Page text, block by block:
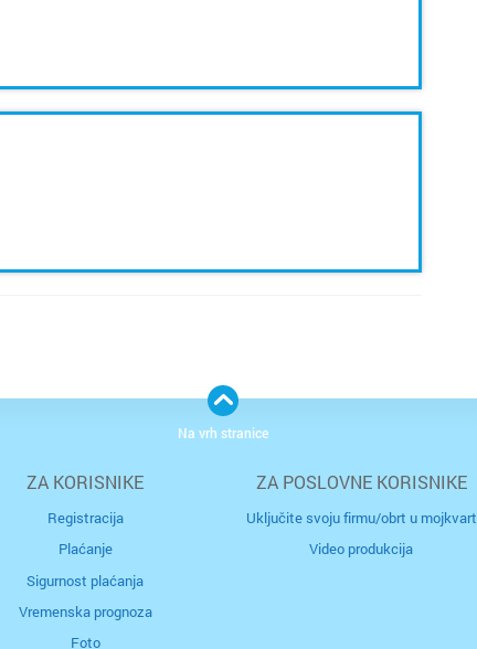
ZA KORISNIKE
Registracija
Plaćanje
Sigurnost plaćanja
Vremenska prognoza
Foto
ZA POSLOVNE KORISNIKE
Uključite svoju firmu/obrt u mojkvart
Video produkcija
Na vrh stranice